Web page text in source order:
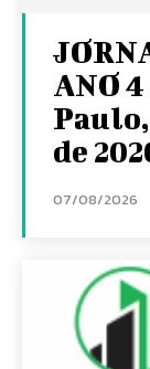
ANO
Paulo,
de
07/08/2026